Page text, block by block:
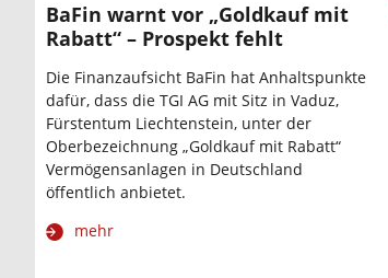
BaFin warnt vor „Goldkauf mit
Rabatt“ – Prospekt fehlt
Die Finanzaufsicht BaFin hat Anhaltspunkte
dafür, dass die TGI AG mit Sitz in Vaduz,
Fürstentum Liechtenstein, unter der
Oberbezeichnung „Goldkauf mit Rabatt“
Vermögensanlagen in Deutschland
öffentlich anbietet.
mehr